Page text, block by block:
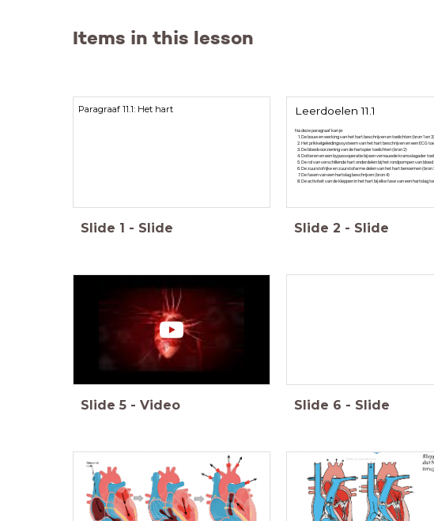
Items in this lesson
Paragraaf 11.1: Het hart
Slide 1 - Slide
Leerdoelen 11.1
Na deze paragraaf kan je:
De bouw en werking van het hart beschrijven en toelichten (bron 1 en 3)
Het prikkelgeleidingssysteem van het hart beschrijven en een ECG
De bloedvoorziening van de hartspier toelichten (bron 2)
Dotteren en een bypassoperatie bij een vernauwde kransslagader
De rol van verschillende hart onderdelen bij het rondpompen van
De zuurstofrijke en zuurstofarme delen van het hart benoemen (bron
De fasen van een hartslag beschrijven (bron 4)
De activiteit van de kleppen in het hart bij elke fase van een hartslag
Slide 2 - Slide
Slide 5 - Video Slide 6 - Slide